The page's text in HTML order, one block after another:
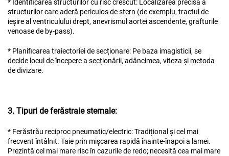
* Identificarea structurilor cu risc crescut: Localizarea precisă a
structurilor care aderă periculos de stern (de exemplu, tractul de
ieșire al ventriculului drept, anevrismul aortei ascendente, grafturile
venoase de by-pass).
* Planificarea traiectoriei de secționare: Pe baza imagisticii, se
decide locul de începere a secționării, adâncimea, viteza și metoda
de divizare.
3. Tipuri de ferăstraie sternale:
* Ferăstrău reciproc pneumatic/electric: Tradițional și cel mai
frecvent întâlnit. Taie prin mișcarea rapidă înainte-înapoi a lamei.
Prezintă cel mai mare risc în cazurile de redo; necesită cea mai mare